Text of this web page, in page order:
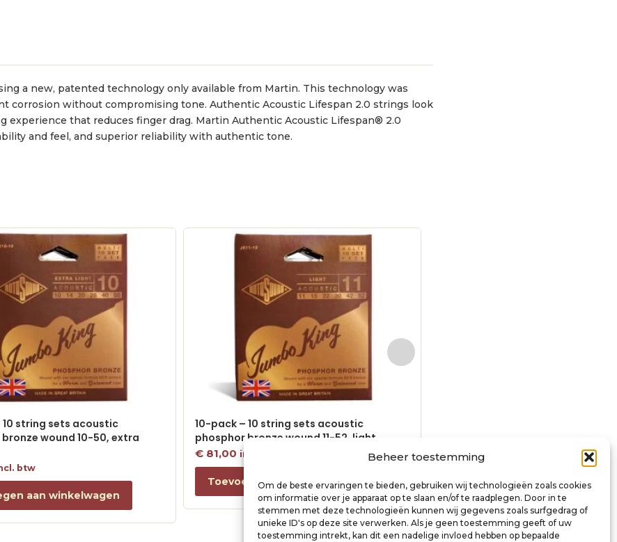
Beheer toestemming
Om de beste ervaringen te bieden, gebruiken wij technologieën zoals cookies
om informatie over je apparaat op te slaan en/of te raadplegen. Door in te
stemmen met deze technologieën kunnen wij gegevens zoals surfgedrag of
unieke ID's op deze site verwerken. Als je geen toestemming geeft of uw
toestemming intrekt, kan dit een nadelige invloed hebben op bepaalde
a new, patented technology only available from Martin. This technology was
corrosion without compromising tone. Authentic Acoustic Lifespan 2.0 strings look
that reduces finger drag. Martin Authentic Acoustic Lifespan® 2.0
and feel, and superior reliability with authentic tone.
10 string sets acoustic
wound 10-50, extra
btw
aan winkelwagen
10-pack – 10 string sets acoustic
phosphor bronze wound 11-52, light
€81,00 incl. btw
Toevoegen aan winkelwagen
81,00
Toevoegen aan winkelwagen